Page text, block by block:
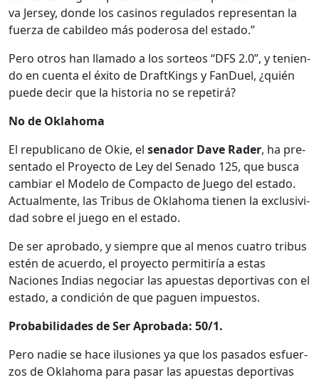
va Jer­sey, donde los casi­nos reg­u­la­dos rep­re­sen­tan la
fuerza de cabildeo más poderosa del esta­do.”
Pero otros han lla­ma­do a los sor­te­os “DFS 2.0”, y tenien­
do en cuen­ta el éxi­to de DraftK­ings y Fan­Du­el, ¿quién
puede decir que la his­to­ria no se repe­tirá?
No de Okla­homa
El repub­li­cano de Okie, el senador Dave Rad­er, ha pre­
sen­ta­do el Proyec­to de Ley del Sena­do 125, que bus­ca
cam­biar el Mod­e­lo de Com­pacto de Juego del esta­do.
Actual­mente, las Tribus de Okla­homa tienen la exclu­sivi­
dad sobre el juego en el esta­do.
De ser aproba­do, y siem­pre que al menos cua­tro tribus
estén de acuer­do, el proyec­to per­mi­tiría a estas
Naciones Indias nego­ciar las apues­tas deporti­vas con el
esta­do, a condi­ción de que paguen impuestos.
Prob­a­bil­i­dades de Ser Aproba­da: 50/1.
Pero nadie se hace ilu­siones ya que los pasa­dos esfuer­
zos de Okla­homa para pasar las apues­tas deporti­vas